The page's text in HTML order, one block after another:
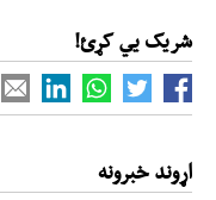
شریک یي کړئ!
اړوند خبرونه